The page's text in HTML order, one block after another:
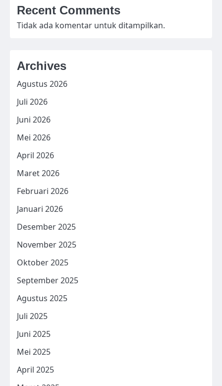
Recent Comments
Tidak ada komentar untuk ditampilkan.
Archives
Agustus 2026
Juli 2026
Juni 2026
Mei 2026
April 2026
Maret 2026
Februari 2026
Januari 2026
Desember 2025
November 2025
Oktober 2025
September 2025
Agustus 2025
Juli 2025
Juni 2025
Mei 2025
April 2025